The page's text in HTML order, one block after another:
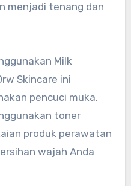
menjadi tenang dan
Milk
Skincare ini
pencuci muka.
toner
produk perawatan
wajah Anda